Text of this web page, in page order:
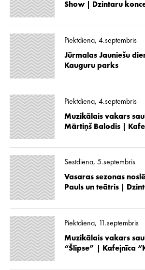
Show | Dzintaru
Piektdiena, 4.septembris
Jūrmalas Jauniešu
Kauguru parks
Piektdiena, 4.septembris
Muzikālais vakars
Mārtiņš Balodis |
Sestdiena, 5.septembris
Vasaras sezonas
Pauls un teātris |
Piektdiena, 11.septembris
Muzikālais vakars
“Šlipse” | Kafejnīca